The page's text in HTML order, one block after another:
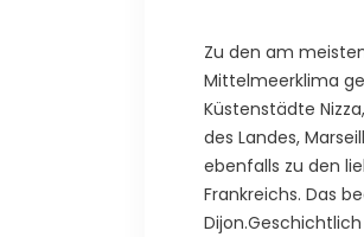
Zu den am
Mittelmeerklima
Küstenstädte
des Landes,
ebenfalls zu den
Frankreichs. Das